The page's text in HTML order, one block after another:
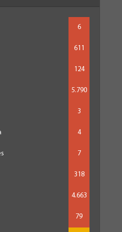
6
611
124
5.790
3
4
7
318
4.663
79